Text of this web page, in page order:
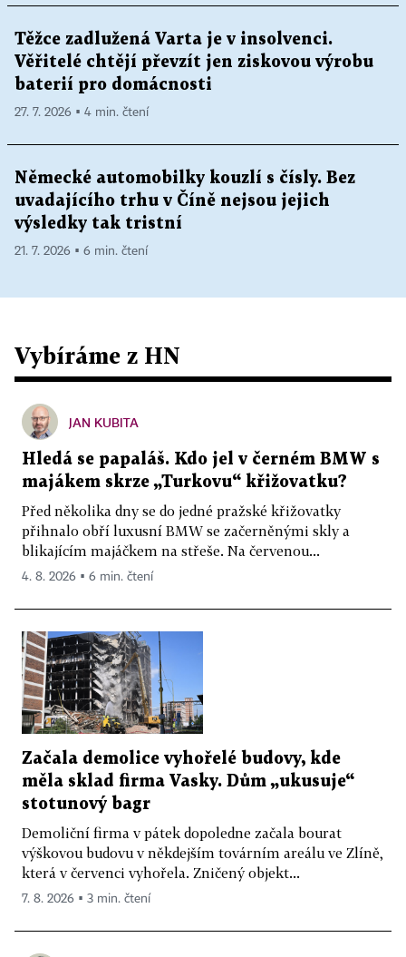
Těžce zadlužená Varta je v insolvenci.
Věřitelé chtějí převzít jen ziskovou výrobu
baterií pro domácnosti
27. 7. 2026 ▪ 4 min. čtení
Německé automobilky kouzlí s čísly. Bez
uvadajícího trhu v Číně nejsou jejich
výsledky tak tristní
21. 7. 2026 ▪ 6 min. čtení
Vybíráme z HN
JAN KUBITA
Hledá se papaláš. Kdo jel v černém BMW s
majákem skrze „Turkovu“ křižovatku?
Před několika dny se do jedné pražské křižovatky
přihnalo obří luxusní BMW se začerněnými skly a
blikajícím majáčkem na střeše. Na červenou...
4. 8. 2026 ▪ 6 min. čtení
Začala demolice vyhořelé budovy, kde
měla sklad firma Vasky. Dům „ukusuje“
stotunový bagr
Demoliční firma v pátek dopoledne začala bourat
výškovou budovu v někdejším továrním areálu ve Zlíně,
která v červenci vyhořela. Zničený objekt...
7. 8. 2026 ▪ 3 min. čtení